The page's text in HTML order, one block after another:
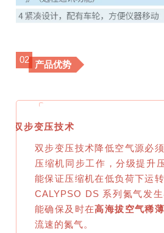
02 产品优势
双步变压技术
双步变压技术降低空气源必
压缩机同步工作，分级提升
能保证压缩机在低负荷下运
CALYPSO DS 系列氮气发
能确保及时在高海拔空气稀
流速的氮气。